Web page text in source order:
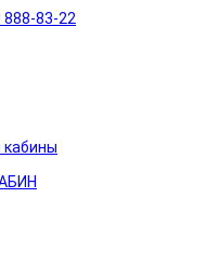
888-83-22